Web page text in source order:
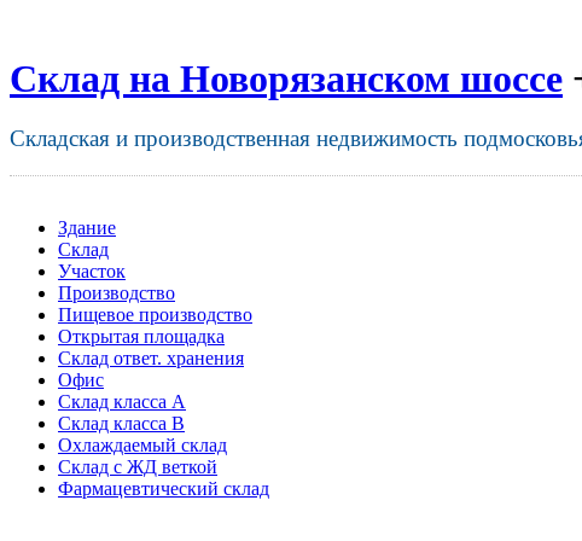
Склад на Новорязанском шоссе
Складская и производственная недвижимость
Здание
Склад
Участок
Производство
Пищевое производство
Открытая площадка
Склад ответ. хранения
Офис
Склад класса A
Склад класса B
Охлаждаемый склад
Склад с ЖД веткой
Фармацевтический склад